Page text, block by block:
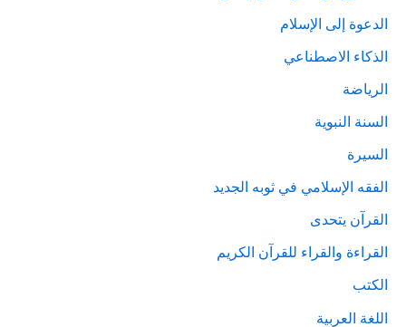
الدعوة إلى الإسلام
الذكاء الاصطناعي
الرياضة
السنة النبوية
السيرة
الفقه الإسلامي في ثوبه الجديد
القرآن يتحدى
القراءة والقراء للقرآن الكريم
الكتب
اللغة العربية